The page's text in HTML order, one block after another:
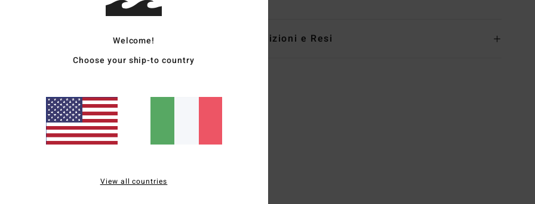
Spedizioni e Resi
Punteggio medio
5.0
Welcome!
Choose your ship-to country
View all countries